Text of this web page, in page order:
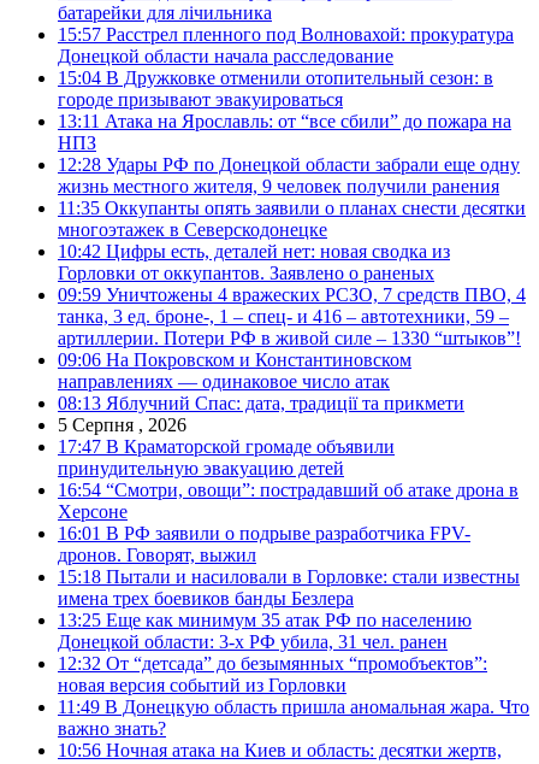
батарейки для лічильника
15:57 Расстрел пленного под Волновахой: прокуратура
Донецкой области начала расследование
15:04 В Дружковке отменили отопительный сезон: в
городе призывают эвакуироваться
13:11 Атака на Ярославль: от “все сбили” до пожара на
НПЗ
12:28 Удары РФ по Донецкой области забрали еще одну
жизнь местного жителя, 9 человек получили ранения
11:35 Оккупанты опять заявили о планах снести десятки
многоэтажек в Северскодонецке
10:42 Цифры есть, деталей нет: новая сводка из
Горловки от оккупантов. Заявлено о раненых
09:59 Уничтожены 4 вражеских РСЗО, 7 средств ПВО, 4
танка, 3 ед. броне-, 1 – спец- и 416 – автотехники, 59 –
артиллерии. Потери РФ в живой силе – 1330 “штыков”!
09:06 На Покровском и Константиновском
направлениях — одинаковое число атак
08:13 Яблучний Спас: дата, традиції та прикмети
5 Серпня , 2026
17:47 В Краматорской громаде объявили
принудительную эвакуацию детей
16:54 “Смотри, овощи”: пострадавший об атаке дрона в
Херсоне
16:01 В РФ заявили о подрыве разработчика FPV-
дронов. Говорят, выжил
15:18 Пытали и насиловали в Горловке: стали известны
имена трех боевиков банды Безлера
13:25 Еще как минимум 35 атак РФ по населению
Донецкой области: 3-х РФ убила, 31 чел. ранен
12:32 От “детсада” до безымянных “промобъектов”:
новая версия событий из Горловки
11:49 В Донецкую область пришла аномальная жара. Что
важно знать?
10:56 Ночная атака на Киев и область: десятки жертв,